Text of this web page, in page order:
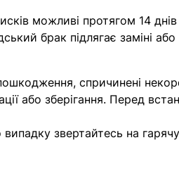
можливі протягом 14
брак підлягає заміні
спричинені
або зберігання. Перед
звертайтесь на гарячу